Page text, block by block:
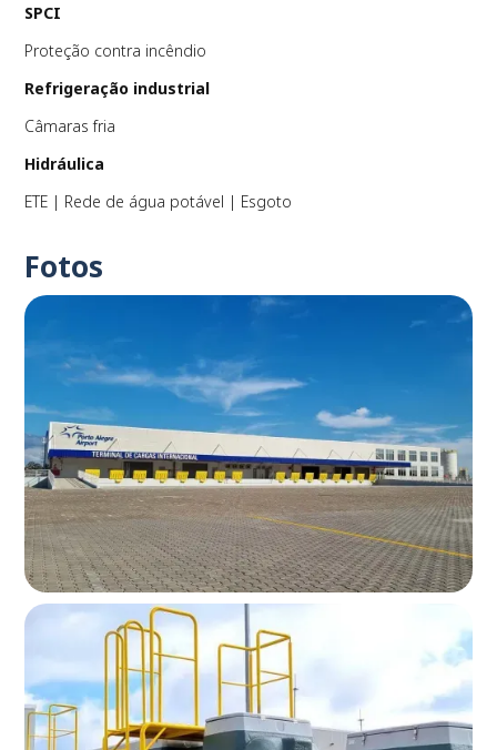
SPCI
Proteção contra incêndio
Refrigeração industrial
Câmaras fria
Hidráulica
ETE | Rede de água potável | Esgoto
Fotos